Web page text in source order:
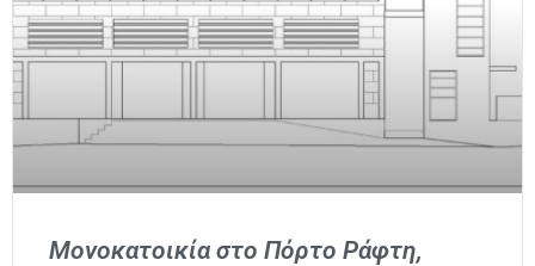
Μονοκατοικία στο Πόρτο Ράφτη,